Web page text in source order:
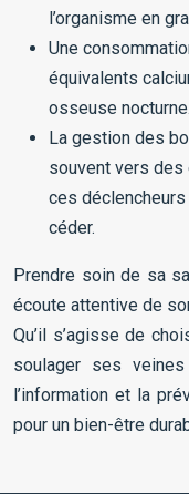
l’organisme en
Une
équivalents
osseuse nocturne.
La gestion des
souvent vers des
ces
céder.
Prendre soin de sa
écoute attentive de
Qu’il s’agisse de
soulager ses veines
l’information et la
pour un bien-être